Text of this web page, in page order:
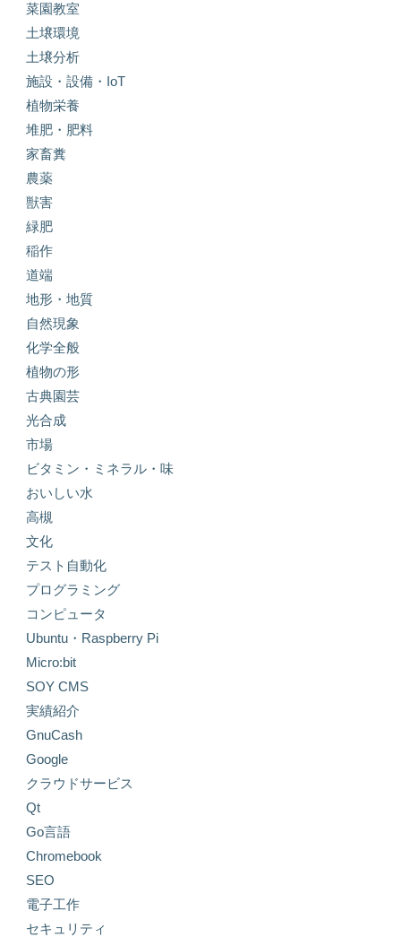
菜園教室
土壌環境
土壌分析
施設・設備・IoT
植物栄養
堆肥・肥料
家畜糞
農薬
獣害
緑肥
稲作
道端
地形・地質
自然現象
化学全般
植物の形
古典園芸
光合成
市場
ビタミン・ミネラル・味
おいしい水
高槻
文化
テスト自動化
プログラミング
コンピュータ
Ubuntu・Raspberry Pi
Micro:bit
SOY CMS
実績紹介
GnuCash
Google
クラウドサービス
Qt
Go言語
Chromebook
SEO
電子工作
セキュリティ